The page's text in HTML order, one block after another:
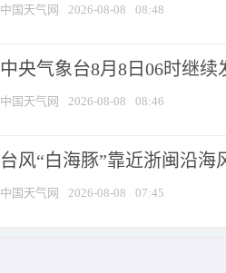
中国天气网 2026-08-08 08:48
中央气象台8月8日06时继
中国天气网 2026-08-08 08:46
台风“白海豚”靠近浙闽沿
中国天气网 2026-08-08 07:45